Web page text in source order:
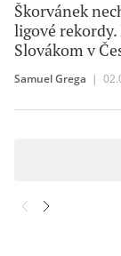
Škorvánek
ligové
Slovákom v
Samuel Grega |